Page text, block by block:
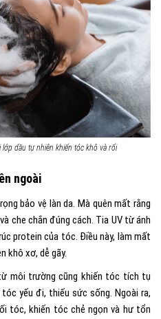
dầu tự nhiên khiến tóc khô và rối
ngoài
bảo vệ làn da. Mà quên mất rằng
che chắn đúng cách. Tia UV từ ánh
protein của tóc. Điều này, làm mất
khô xơ, dễ gãy.
môi trường cũng khiến tóc tích tụ
yếu đi, thiếu sức sống. Ngoài ra,
tóc, khiến tóc chẻ ngọn và hư tổn